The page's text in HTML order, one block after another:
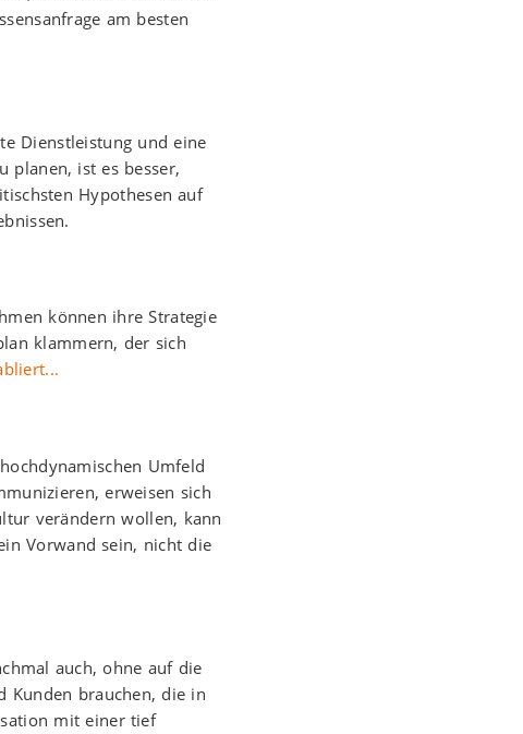
am besten
Dienstleistung und eine
planen, ist es besser,
Hypothesen auf
können ihre Strategie
klammern, der sich
Umfeld
erweisen sich
verändern wollen, kann
Vorwand sein, nicht die
auch, ohne auf die
Kunden brauchen, die in
mit einer tief